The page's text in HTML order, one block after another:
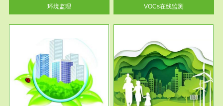
环境监理 VOCs在线监测
服务范围
政府/园区级VOCs综合管控服务
根据《石化行业挥发性有机物综